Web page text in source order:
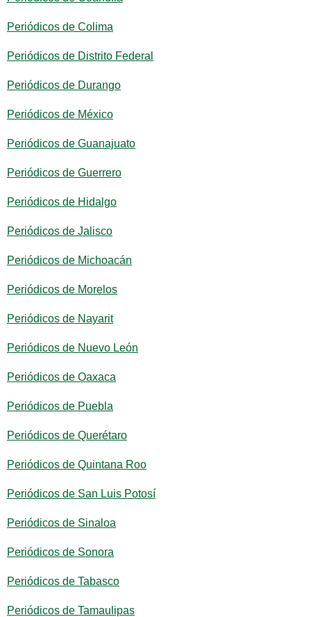
Periódicos de Colima
Periódicos de Distrito Federal
Periódicos de Durango
Periódicos de México
Periódicos de Guanajuato
Periódicos de Guerrero
Periódicos de Hidalgo
Periódicos de Jalisco
Periódicos de Michoacán
Periódicos de Morelos
Periódicos de Nayarit
Periódicos de Nuevo León
Periódicos de Oaxaca
Periódicos de Puebla
Periódicos de Querétaro
Periódicos de Quintana Roo
Periódicos de San Luis Potosí
Periódicos de Sinaloa
Periódicos de Sonora
Periódicos de Tabasco
Periódicos de Tamaulipas